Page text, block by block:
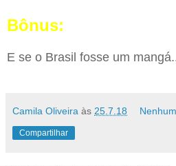
Bônus:
E se o Brasil fosse um
Camila Oliveira às 25.7.18
Compartilhar